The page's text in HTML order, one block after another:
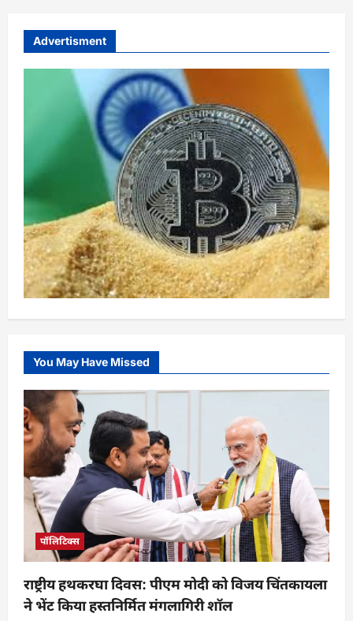
Advertisment
You May Have Missed
पॉलिटिक्स
राष्ट्रीय हथकरघा दिवस: पीएम मोदी को विजय चिंतकायला
ने भेंट किया हस्तनिर्मित मंगलागिरी शॉल